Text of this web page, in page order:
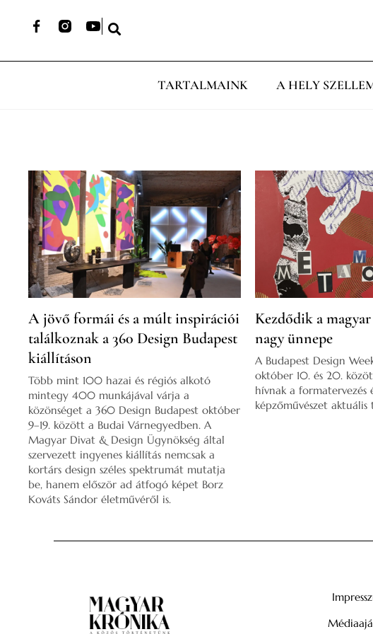
TARTALMAINK A HELY
A jövő formái és a múlt inspirációi
találkoznak a 360 Design Budapest
kiállításon
Több mint 100 hazai és régiós alkotó
mintegy 400 munkájával várja a
közönséget a 360 Design Budapest október
9–19. között a Budai Várnegyedben. A
Magyar Divat & Design Ügynökség által
szervezett ingyenes kiállítás nemcsak a
kortárs design széles spektrumát mutatja
be, hanem először ad átfogó képet Borz
Kováts Sándor életművéről is.
Kezdődik a
nagy ünnepe
A Budapest Design
október 10. és 20.
hívnak a formatervezés
képzőművészet